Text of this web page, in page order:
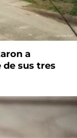
a
de sus tres